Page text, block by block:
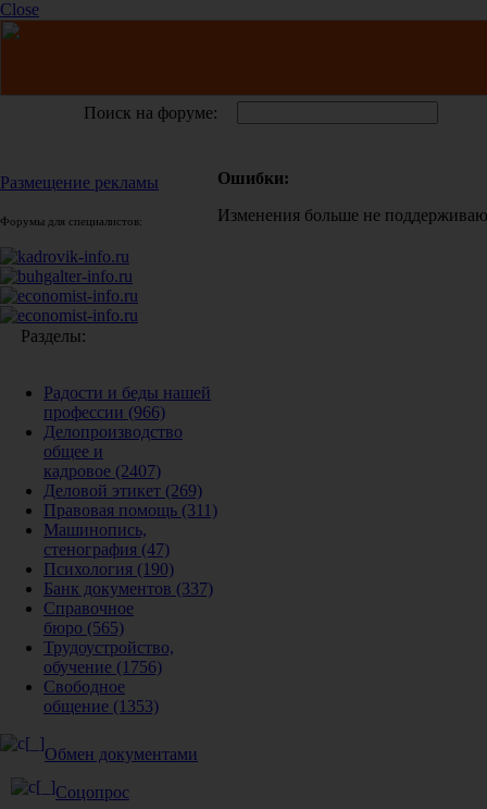
Close
Поиск на форуме:
Размещение рекламы
Форумы для специалистов:
Разделы:
Радости и беды нашей
профессии (966)
Делопроизводство
общее и
кадровое (2407)
Деловой этикет (269)
Правовая помощь (311)
Машинопись,
стенография (47)
Психология (190)
Банк документов (337)
Справочное
бюро (565)
Трудоустройство,
обучение (1756)
Свободное
общение (1353)
Обмен документами
Соцопрос
Ошибки:
Изменения больше не